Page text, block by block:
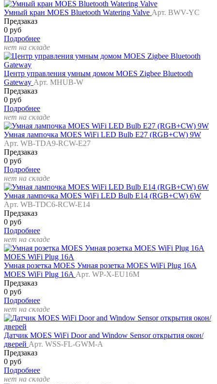
Умный кран MOES Bluetooth Watering Valve Арт. BWV-YC
Предзаказ
0 руб
Подробнее
нет на складе
Центр управления умным домом MOES Zigbee Bluetooth
Gateway Арт. MHUB-W
Предзаказ
0 руб
Подробнее
нет на складе
Умная лампочка MOES WiFi LED Bulb E27 (RGB+CW) 9W
Арт. WB-TDA9-RCW-E27
Предзаказ
0 руб
Подробнее
нет на складе
Умная лампочка MOES WiFi LED Bulb E14 (RGB+CW) 6W
Арт. WB-TDC6-RCW-E14
Предзаказ
0 руб
Подробнее
нет на складе
Умная розетка MOES Умная розетка MOES WiFi Plug 16A
MOES WiFi Plug 16AАрт. WP-X-EU16M
Предзаказ
0 руб
Подробнее
нет на складе
Датчик MOES WiFi Door and Window Sensor открытия окон/
дверей Арт. WSS-FL-GWM-A
Предзаказ
0 руб
Подробнее
нет на складе